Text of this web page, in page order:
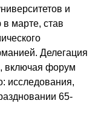
и
марте, став
Делегация
включая форум
исследования,
65-